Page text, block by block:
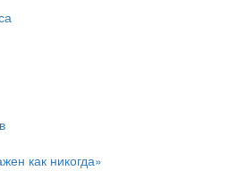
как никогда»